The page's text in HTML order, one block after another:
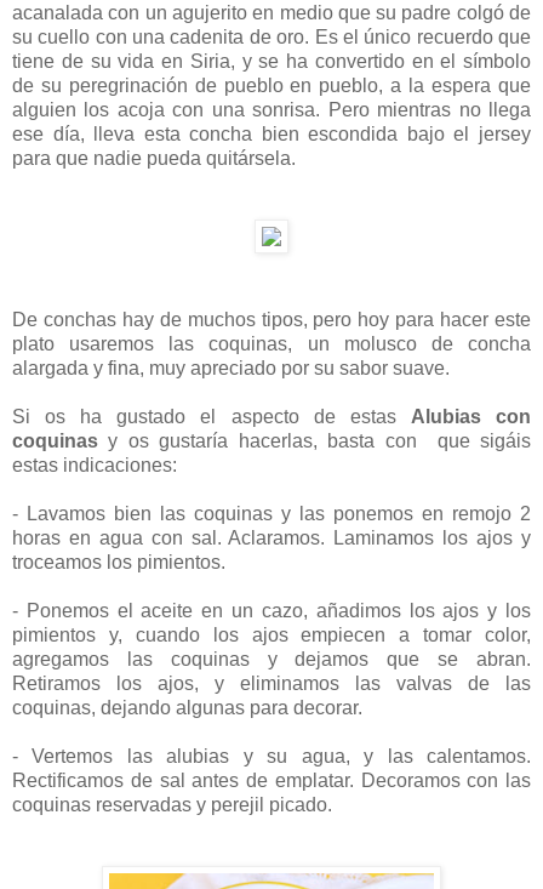
acanalada con un agujerito en medio que su padre colgó de
su cuello con una cadenita de oro. Es el único recuerdo que
tiene de su vida en Siria, y se ha convertido en el símbolo
de su peregrinación de pueblo en pueblo, a la espera que
alguien los acoja con una sonrisa. Pero mientras no llega
ese día, lleva esta concha bien escondida bajo el jersey
para que nadie pueda quitársela.
De conchas hay de muchos tipos, pero hoy para hacer este
plato usaremos las coquinas, un molusco de concha
alargada y fina, muy apreciado por su sabor suave.
Si os ha gustado el aspecto de estas Alubias con
coquinasy os gustaría hacerlas, basta con que sigáis
estas indicaciones:
- Lavamos bien las coquinas y las ponemos en remojo 2
horas en agua con sal. Aclaramos. Laminamos los ajos y
troceamos los pimientos.
- Ponemos el aceite en un cazo, añadimos los ajos y los
pimientos y, cuando los ajos empiecen a tomar color,
agregamos las coquinas y dejamos que se abran.
Retiramos los ajos, y eliminamos las valvas de las
coquinas, dejando algunas para decorar.
- Vertemos las alubias y su agua, y las calentamos.
Rectificamos de sal antes de emplatar. Decoramos con las
coquinas reservadas y perejil picado.